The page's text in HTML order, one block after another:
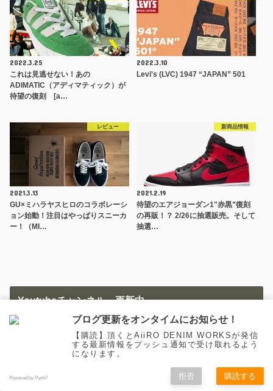
2022.3.25
これは見逃せない！あの
ADIMATIC（アディマティック）が
待望の復刻 [a…
2022.3.10
Levi's (LVC) 1947 “JAPAN” 501
レビュー
2021.3.13
GU×ミハラヤスヒロのコラボレーシ
ョン始動！注目はやっぱりスニーカ
ー！（MI…
新商品情報
2021.2.19
待望のエアジョーダン1"赤黒”復刻
の再販！？ 2/26に抽選販売。そして
抽選…
Youtubeチャンネル、更新中。
ブログ更新をオンタイムにお知らせ！
【購読】頂くとAiiRO DENIM WORKSが発信
する最新情報をプッシュ通知で受け取れるよう
になります。
Powered by Push7 拒否 購読する